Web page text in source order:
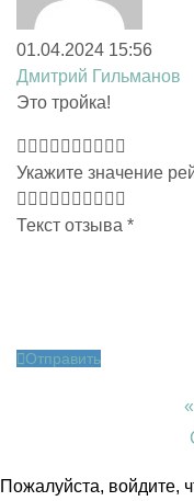
01.04.2024 15:56
Дмитрий Гильманов
Это тройка!
Укажите значение
Текст отзыва *
Отправить
Пожалуйста, войдите,